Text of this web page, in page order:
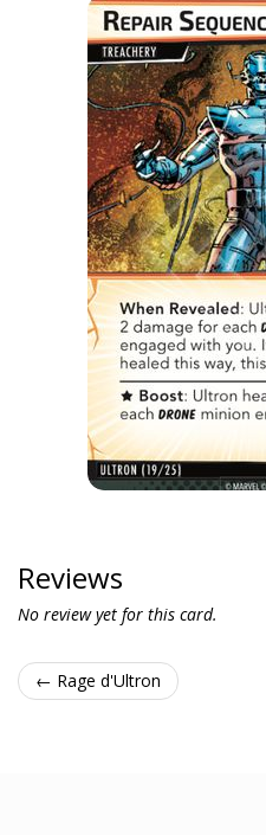
Reviews
No review yet for this card.
← Rage d'Ultron